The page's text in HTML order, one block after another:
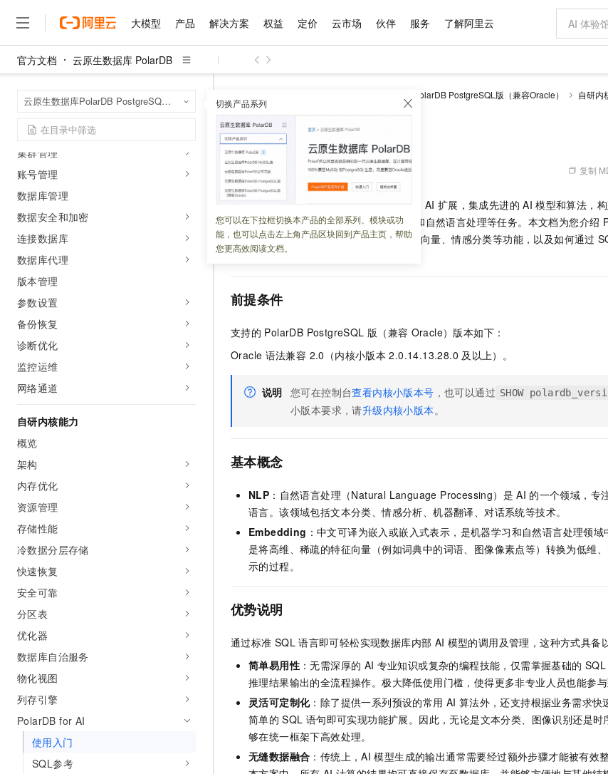
大模型 产品 解决方案 权益 定价 云市场 伙伴 服务 了解阿里云
官方文档 云原生数据库 PolarDB
云原生数据库PolarDB PostgreSQL版（兼容Oracle） 切换产品系列
您可以在下拉框切换本产品的全部系列、模块或功
能，也可以点击左上角产品区块回到产品主页，帮助
您更高效阅读文档。
概述
与Oracle管理的对比
PolarDB AI助手
迁移同步
购买集群
集群管理
账号管理
数据库管理
数据安全和加密
连接数据库
数据库代理
版本管理
参数设置
备份恢复
诊断优化
监控运维
网络通道
自研内核能力
概览
架构
内存优化
资源管理
存储性能
冷数据分层存储
快速恢复
安全可靠
分区表
优化器
数据库自治服务
物化视图
列存引擎
PolarDB for AI
使用入门
SQL参考
云原生数据库PolarDB PostgreSQL版（兼容Oracle） 自研内
使用入门
更新时间： 2026-04-23 08:40:47 复制
的一个 AI 扩展，集成先进的 AI 模型和算法，
间的桥梁，使得数据库能够执行机器学习和自然语言处理等任务。本文档为您介绍
如何在数据库中调用 AI 大模型执行文本转向量、情感分类等功能，以及如何通过
与更多 AI 模型服务的交互。
前提条件
支持的 PolarDB PostgreSQL 版（兼容 Oracle） 版本如下：
Oracle 语法兼容 2.0 （内核小版本 2.0.14.13.28.0 及以上）。
说明 您可在控制台查看内核小版本号 ，也可以通过 SHOW
小版本要求，请升级内核小版本。
基本概念
NLP ：自然语言处理（Natural Language Processing）是 AI 的一个领域，专
语言。该领域包括文本分类、情感分析、机器翻译、对话系统等技术。
Embedding ：中文可译为嵌入或嵌入式表示，是机器学习和自然语言处理领
是将高维、稀疏的特征向量（例如词典中的词语、图像像素点等）转换为低维
示的过程。
优势说明
通过标准 SQL 语言即可轻松实现数据库内部 AI 模型的调用及管理，这种方式具备
简单易用性 ：无需深厚的 AI 专业知识或复杂的编程技能，仅需掌握基础的 SQL
推理结果输出的全流程操作。极大降低使用门槛，使得更多非专业人员也能参
灵活可定制化：除了提供一系列预设的常用 AI 算法外，还支持根据业务需求
简单的 SQL 语句即可实现功能扩展。因此，无论是文本分类、图像识别还是
够在统一框架下高效处理。
无缝数据融合 ：传统上，AI 模型生成的输出通常需要经过额外步骤才能被有效
大模型
大
大模型
文本生成
Qwen3.8-Max HOT
智能体时代全能旗舰模型
Qwen3-VL-Plus
Kimi-K3 NEW
Kimi 最新旗舰模型，长程编程与推理利器 让文
千问AI平台-Token Plan NEW
千问AI平台-模型体验
在线体验全尺寸、多种模态的模型效果
Happy 系列大模型
新一代 AI 视频生成模型，深度适配广告营销等场景
大模型服务平台百炼-应用模版
人工智能平台 PAI
AI Native 的算法工程平台，一站式完成建模、训练、推理服务部署
秒悟
大模型解决方案
快速部署 Dify，高效搭建 AI 应用
10 分钟在聊天系统中增加一个 AI 助手
在企业官网、通讯软件中为客户提供 AI 客服
即刻拥有 DeepSeek-R1 满血版
多种方案随心选，轻松解锁专属 DeepSeek
超强
产品
精选产品
人工智能与机器学习
计算
容器
存储
网络与CDN
中间件
数据库
大数据计算
媒体服务
企业服务与云通信
域名与网站
终端用户计算
Serverless
开发工具
专有云
精选产品
大模型服务平台百炼
大模型服务与应用平台
千问大模型
多元化、高性能、安全可靠的大模型服务
无影云电脑
随时随地安全接入的云上超级电脑
云解析DNS
面向分析的企业级SaaS模式云数据仓库
域名与网站
对象存储 OSS
人工智能平台 PAI 大模型
一站式AI开发、训练和推理服务
Qoder CN
Qoder
面向真
云原
解决方案
精选解决方案
AI
互联网应用开发
大数据
现代化应用
安全
网络
可观测
上云与迁云
企业出海
政企业务
精选解决方案
千问办公，解锁你的工作新方式
企业级Agent产品，直接交付可用成果
Agency Agents：拥有专属领域专家
多领域专家智能体,一键组建 AI 虚拟交付团队
HappyHorse 打造一站式影视创作平台
快速拥有专属 OpenClaw
睿译宝，AI翻译排版一步到位
GLM-5.2：长任务时代开源旗舰模型
Hermes Agent，打造自进化智能体
自主进化，持久记忆，越用越聪明
Claude Code + GStack 打造工程团队
轻松
5 分
低代
权益 普惠上云
普惠上云 官方力荐
云服务器38元/年起，超值低价云产品抢先购
官方推荐返现计划
推荐新用户得奖励，单订单最高返9万
云工开物
高校专属算力普惠，学生认证享300元代金券
免费试用
最高领取价值200元试用点，立即开启云上创新
AI 产品 免费试用
140+云产品 免费试用
产品新客免费试用，最长12个月
大模型ACA认证体验
AI 特惠
智启 AI 普惠权益
阿里云 OPC 创新助力计划
至高百万元 Token 补贴，加速一人公司成长
Token Plan 模型订阅计划
Qwen3.8-Max 首发尝鲜，限时加量 10 倍，夜间低至2
千问办公，限时限量积分加倍 NEW
Night Plan 支持 Qwen 3.8-Max
AI
从图
AI 广
图文
AI 建
自动
定价 产品定价
了解云产品的定价详情
云上成本管理
管理和优化成本
价格计算器
自助选配和估算价格
价格优势
推动算力普惠，释放技术红利
配
云市场 精选商城
网站建设
多端小程序
Salesforce 国际版订阅
友盟天域
观测云
Tuya 物联网平台阿里云版
电子合同
Tableau 订阅
开发者生态解决方案
AI 开发和 AI 应用解决方案
数据与 API
数据集
身份实名认证
短信
OCR 文字识别
发票查验
企业应用
ERP
CRM
OA 办公系统
基础
JAVA
全能
模板
APP
伙伴 成为销售伙伴
分销伙伴
咨询伙伴
销售伙伴合作计划
Salesforce On Alibaba Cloud
Consulting Partner 合作计划
成为产品伙伴
产品生态集成认证中心
产品生态伙伴工作台
产品
云网
服务 售前咨询
在线服务
售后服务
自助服务
工单服务
短信专区
企业增值服务
企业支持计划
企业增值服务台
企业成长
服务实践
阿里
信息
官网公
了解阿里云 为什么选择阿里云
什么是云计算
技术领先
稳定可靠
安全合规
分析师报告
研究报告与白皮书
AI 算法大赛
云开发大赛
入门学习赛
最佳实践
云上春晚
云栖战略参考
云上的中国
看见新力量
金融模力时刻
市场
魔搭